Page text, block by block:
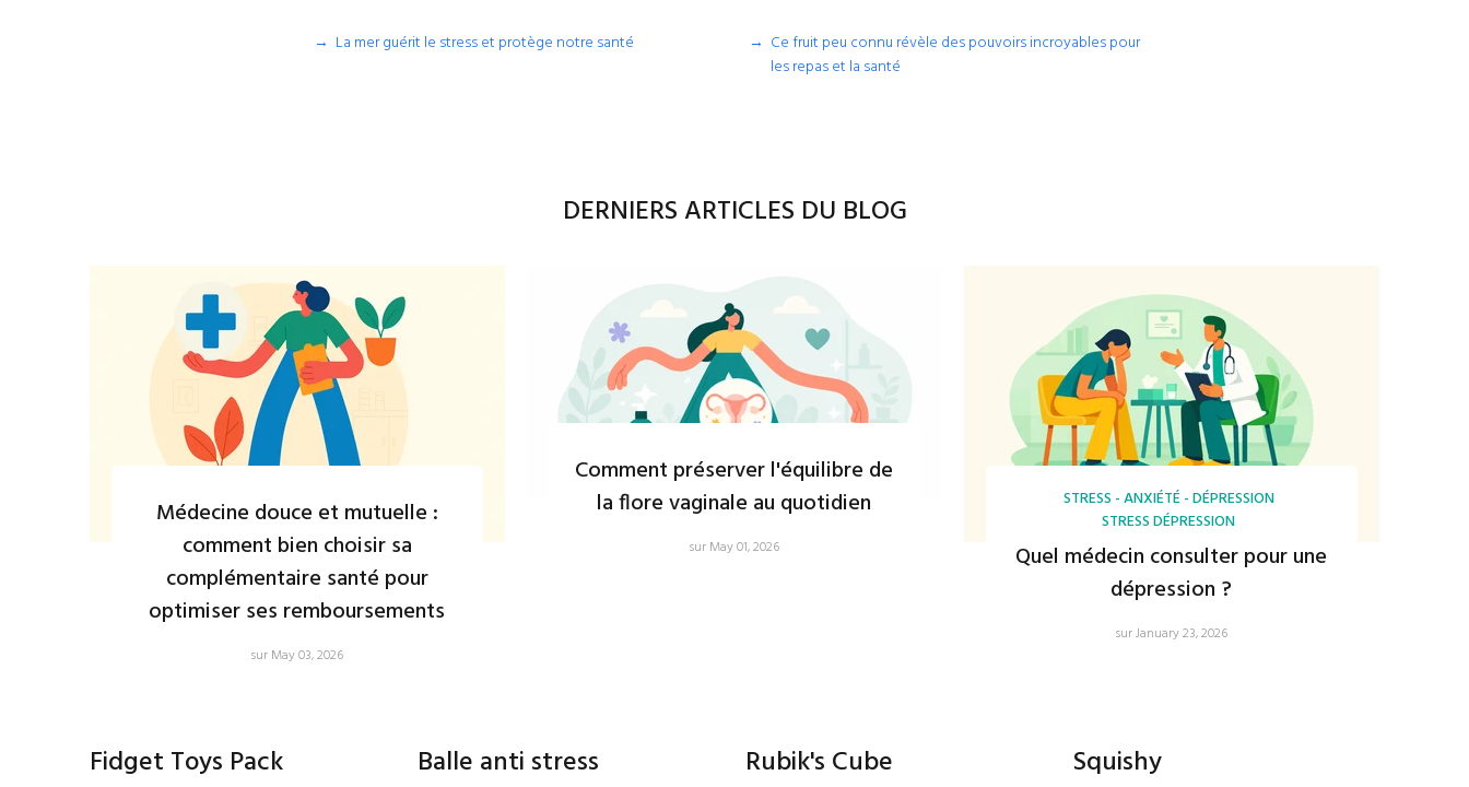
La mer guérit le stress et protège notre santé
Ce fruit peu connu révèle des pouvoirs incroyables pour
les repas et la santé
DERNIERS ARTICLES DU BLOG
Médecine douce et mutuelle :
comment bien choisir sa
complémentaire santé pour
optimiser ses remboursements
sur May 03, 2026
Comment préserver l'équilibre de
la flore vaginale au quotidien
sur May 01, 2026
STRESS - ANXIÉTÉ - DÉPRESSION
STRESS DÉPRESSION
Quel médecin consulter pour une
dépression ?
sur January 23, 2026
Fidget Toys Pack Balle anti stress Rubik's Cube Squishy